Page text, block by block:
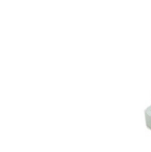
Becuri & lampi led
Ghirlande luminoase
Modul Led pentru